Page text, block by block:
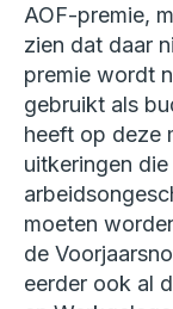
AOF-premie,
zien dat daar
premie wordt
gebruikt als
heeft op deze
uitkeringen
moeten
de
eerder ook al